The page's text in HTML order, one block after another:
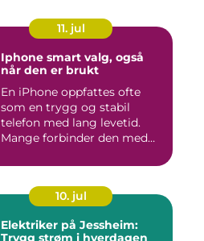
11. jul
Iphone smart valg, også
når den er brukt
En iPhone oppfattes ofte
som en trygg og stabil
telefon med lang levetid.
Mange forbinder den med
10. jul
Elektriker på Jessheim:
Trygg strøm i hverdagen